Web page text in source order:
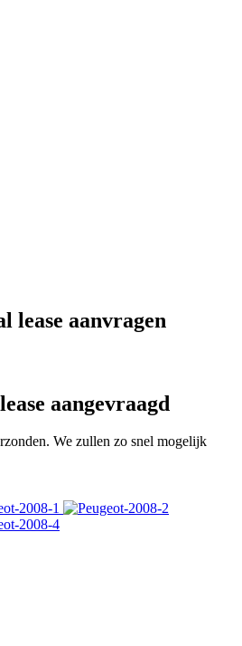
lease aanvragen
aangevraagd
We zullen zo snel mogelijk